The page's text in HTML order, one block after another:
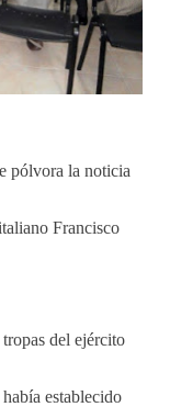
pólvora la noticia
Francisco
del ejército
establecido